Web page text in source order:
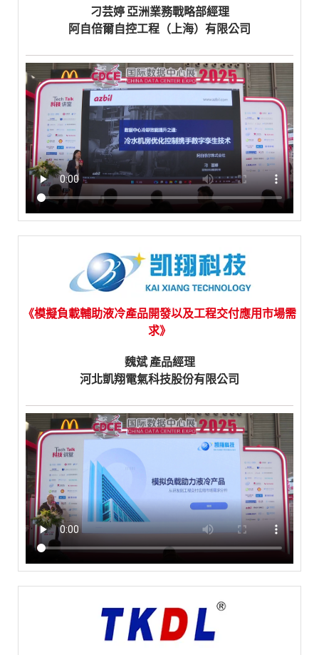
刁芸婷 亞洲業務戰略部經理
阿自倍爾自控工程（上海）有限公司
《模擬負載輔助液冷產品開發以及工程交付應用市場需
求》
魏斌 產品經理
河北凱翔電氣科技股份有限公司